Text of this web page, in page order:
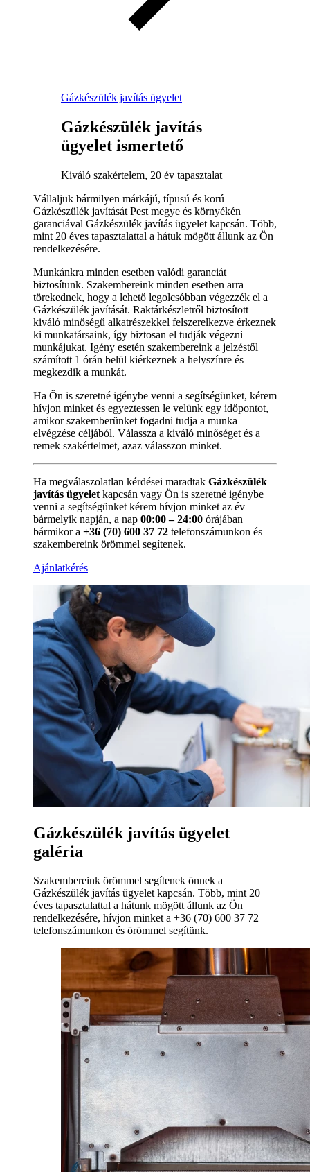
Gázkészülék javítás ügyelet
Gázkészülék javítás
ügyelet ismertető
Kiváló szakértelem, 20 év tapasztalat
Vállaljuk bármilyen márkájú, típusú és korú
Gázkészülék javítását Pest megye és környékén
garanciával Gázkészülék javítás ügyelet kapcsán. Több,
mint 20 éves tapasztalattal a hátuk mögött állunk az Ön
rendelkezésére.
Munkánkra minden esetben valódi garanciát
biztosítunk. Szakembereink minden esetben arra
törekednek, hogy a lehető legolcsóbban végezzék el a
Gázkészülék javítását. Raktárkészletről biztosított
kiváló minőségű alkatrészekkel felszerelkezve érkeznek
ki munkatársaink, így biztosan el tudják végezni
munkájukat. Igény esetén szakembereink a jelzéstől
számított 1 órán belül kiérkeznek a helyszínre és
megkezdik a munkát.
Ha Ön is szeretné igénybe venni a segítségünket, kérem
hívjon minket és egyeztessen le velünk egy időpontot,
amikor szakemberünket fogadni tudja a munka
elvégzése céljából. Válassza a kiváló minőséget és a
remek szakértelmet, azaz válasszon minket.
Ha megválaszolatlan kérdései maradtak Gázkészülék
javítás ügyelet kapcsán vagy Ön is szeretné igénybe
venni a segítségünket kérem hívjon minket az év
bármelyik napján, a nap 00:00 – 24:00 órájában
bármikor a +36 (70) 600 37 72 telefonszámunkon és
szakembereink örömmel segítenek.
Ajánlatkérés
Gázkészülék javítás ügyelet
galéria
Szakembereink örömmel segítenek önnek a
Gázkészülék javítás ügyelet kapcsán. Több, mint 20
éves tapasztalattal a hátunk mögött állunk az Ön
rendelkezésére, hívjon minket a +36 (70) 600 37 72
telefonszámunkon és örömmel segítünk.